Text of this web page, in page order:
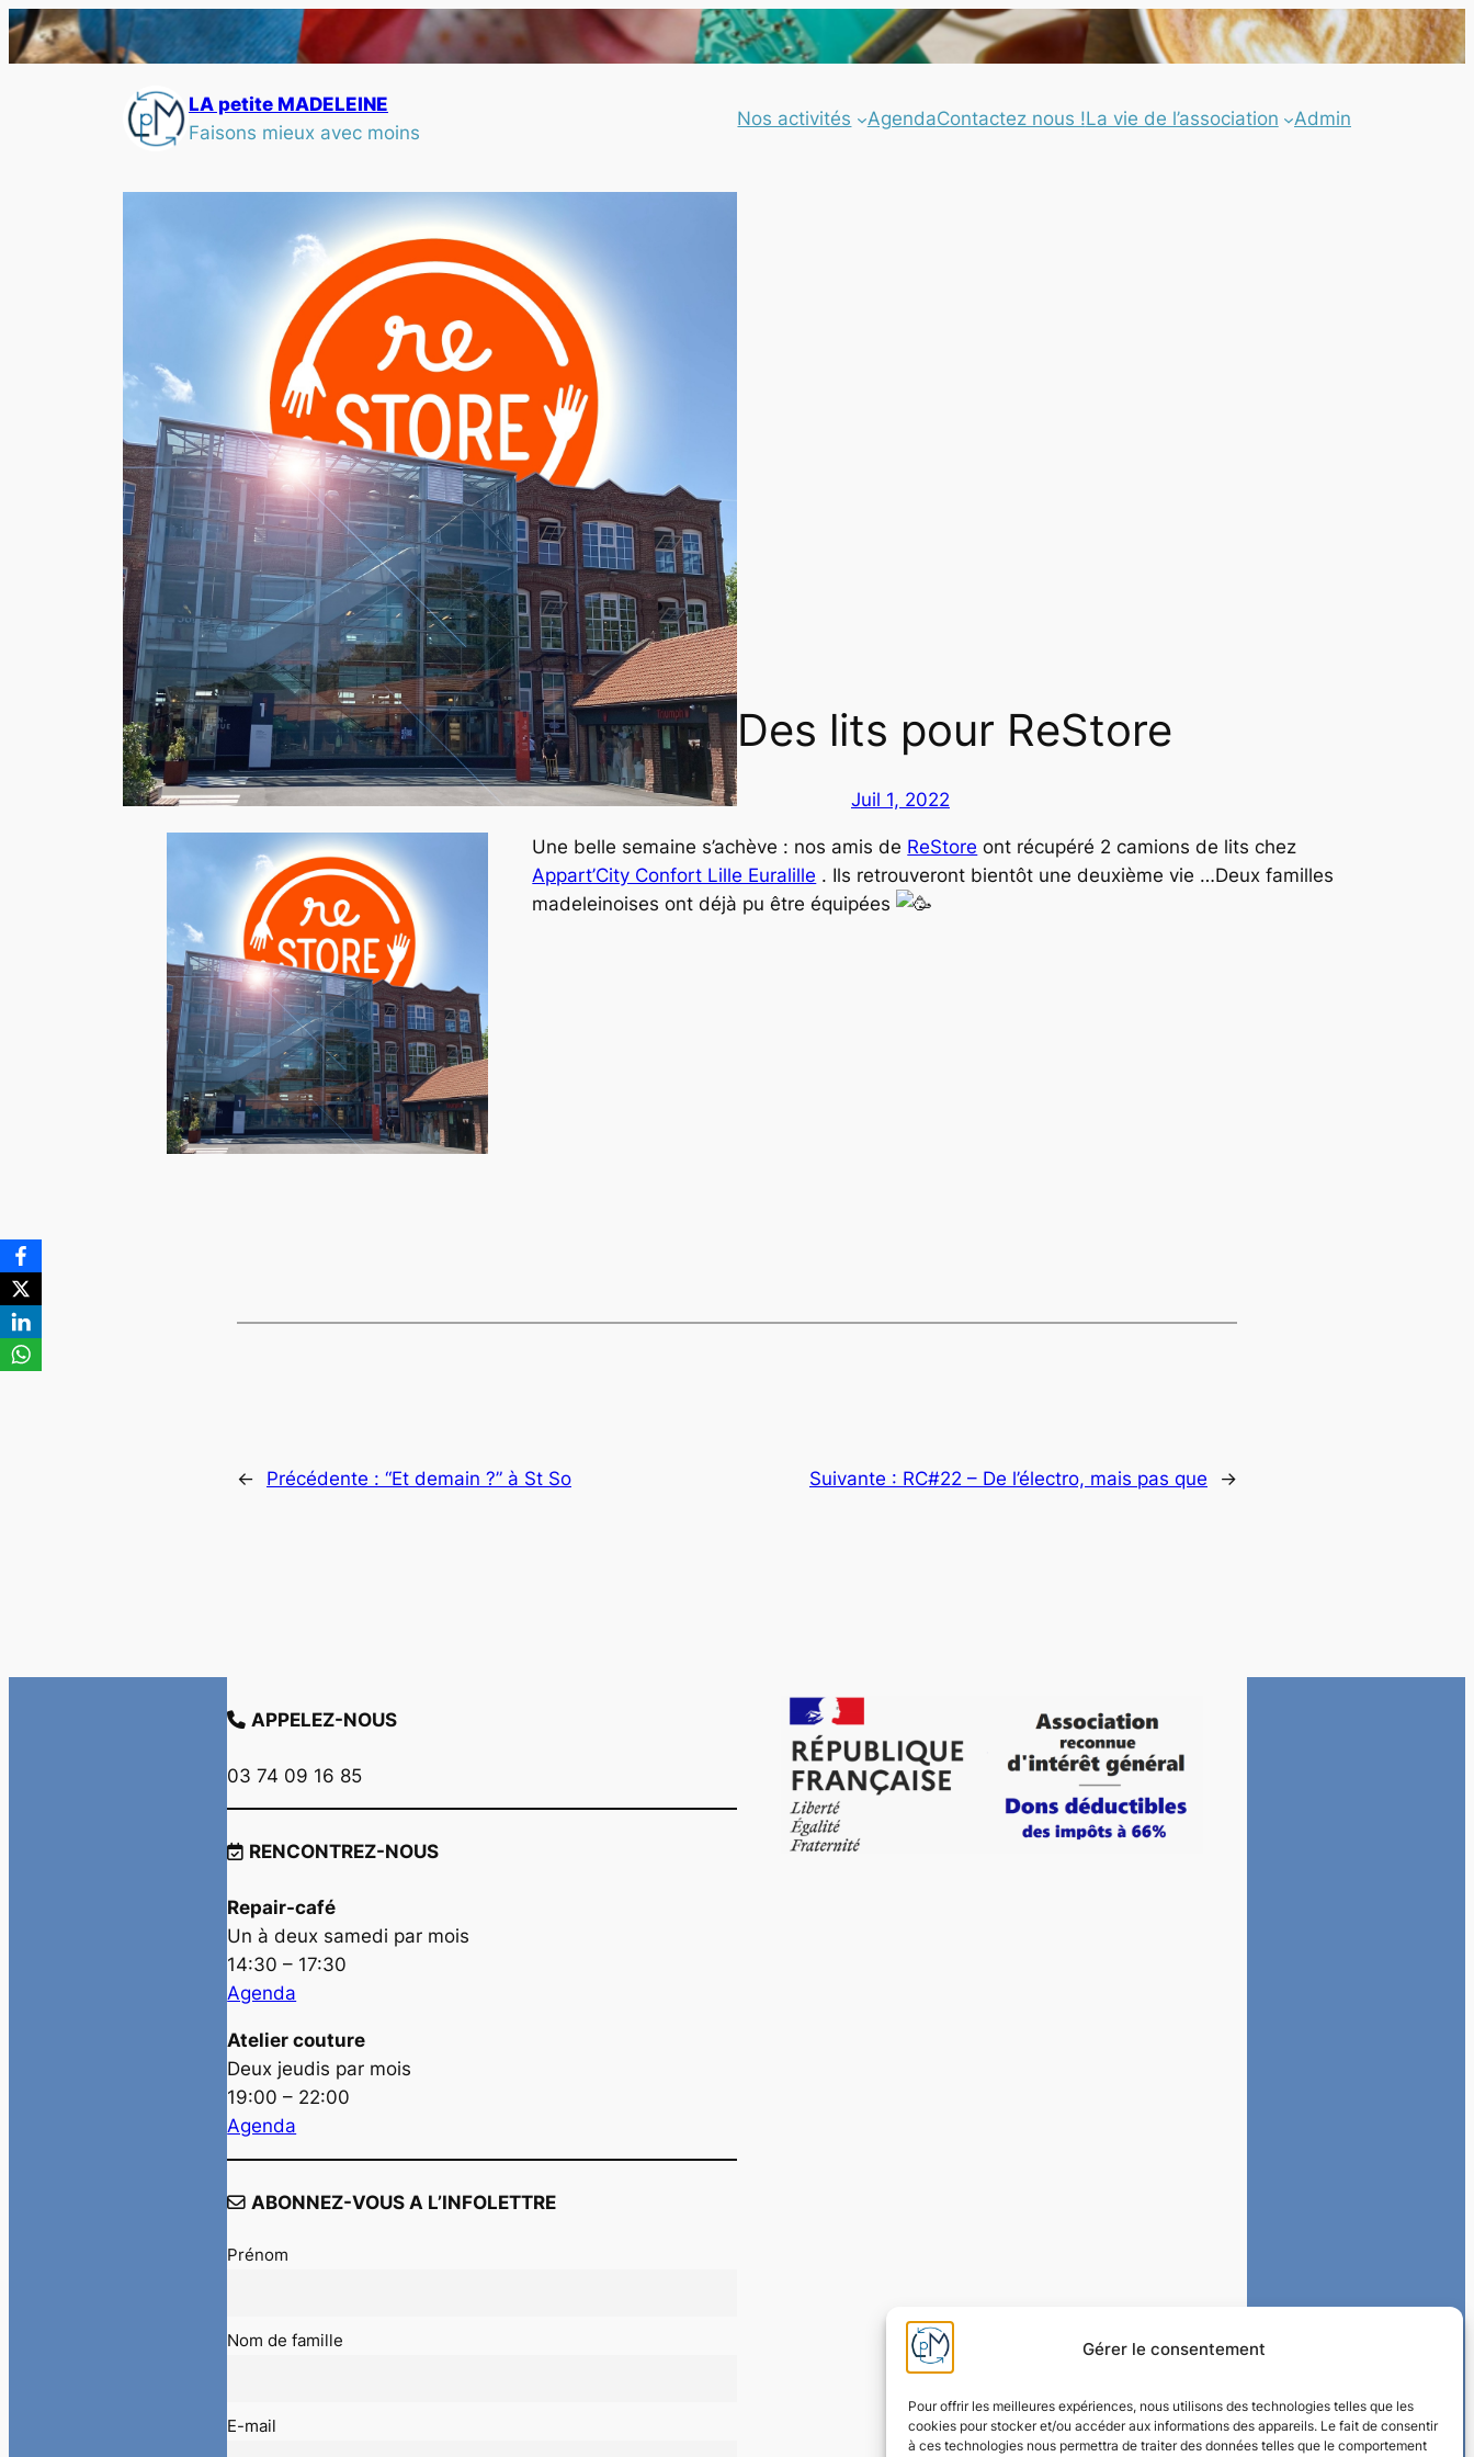
Gérer le consentement
Pour offrir les meilleures expériences, nous utilisons des technologies telles que les
cookies pour stocker et/ou accéder aux informations des appareils. Le fait de consentir
à ces technologies nous permettra de traiter des données telles que le comportement
LA petite MADELEINE
Faisons mieux avec moins
Nos activités AgendaContactez nous !La vie de l’association Admin
Des lits pour ReStore
Juil 1, 2022
Une belle semaine s’achève : nos amis de ReStore ont récupéré 2 camions de lits chez
Appart’City Confort Lille Euralille . Ils retrouveront bientôt une deuxième vie …Deux familles
madeleinoises ont déjà pu être équipées
← Précédente : “Et demain ?” à St So Suivante : RC#22 – De l’électro, mais pas que →
APPELEZ-NOUS
03 74 09 16 85
RENCONTREZ-NOUS
Repair-café
Un à deux samedi par mois
14:30 – 17:30
Agenda
Atelier couture
Deux jeudis par mois
19:00 – 22:00
Agenda
ABONNEZ-VOUS A L’INFOLETTRE
Prénom
Nom de famille
E-mail